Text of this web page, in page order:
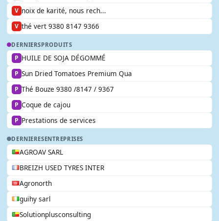
V noix de karité, nous rech...
V thé vert 9380 8147 9366
DERNIERSPRODUITS
P HUILE DE SOJA DÉGOMMÉ
P Sun Dried Tomatoes Premium Qua
P Thé Bouze 9380 /8147 / 9367
P Coque de cajou
P Prestations de services
DERNIERESENTREPRISES
AGROAV SARL
BREIZH USED TYRES INTER
Agronorth
guihy sarl
Solutionplusconsulting